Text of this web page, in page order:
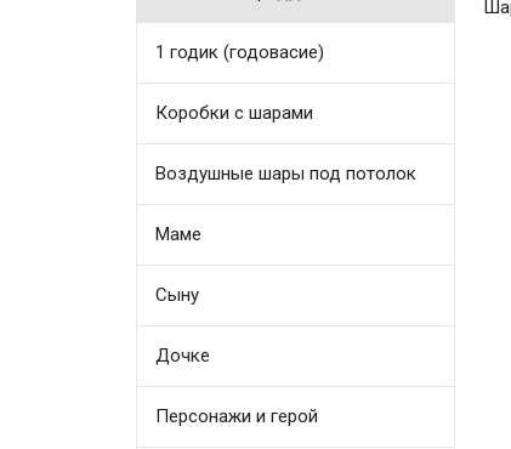
1 годик (годовасие)
Коробки с шарами
Воздушные шары под потолок
Маме
Сыну
Дочке
Персонажи и герой